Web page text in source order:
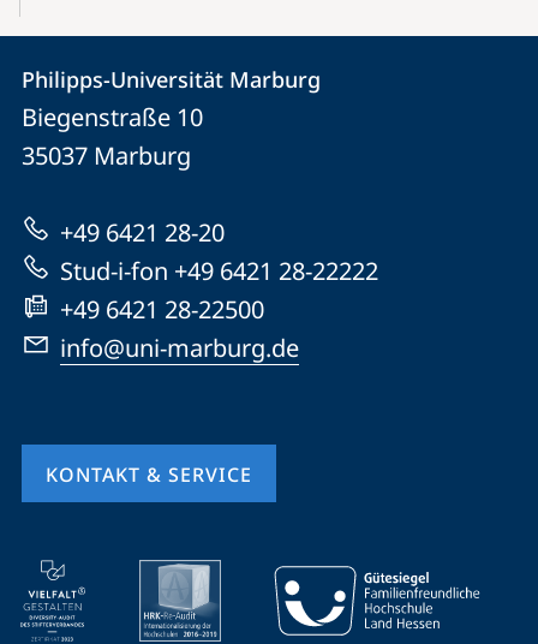
Kontakt
und
Informationen
zur
Website
Kontaktinformationen
Philipps-
Universität
Philipps-Universität Marburg
Biegenstraße 10
35037 Marburg
+49 6421 28-20
Stud-i-fon +49 6421 28-22222
+49 6421 28-22500
info@uni-marburg.de
KONTAKT & SERVICE
Mobile-
Service-